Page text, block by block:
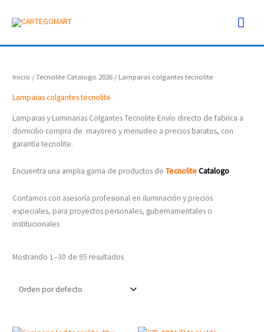
Inicio /Tecnolite Catalogo 2026 / Lamparas colgantes tecnolite
Lamparas colgantes tecnolite
Lamparas y Luminarias Colgantes Tecnolite Envío directo de fabrica a
domicilio compra de mayoreo y menudeo a precios baratos, con
garantía tecnolite.
Encuentra una amplia gama de productos deTecnoliteCatalogo
Contamos con asesoría profesional en iluminación y precios
especiales, para proyectos personales, gubernamentales o
institucionales
Mostrando 1–30 de 95 resultados